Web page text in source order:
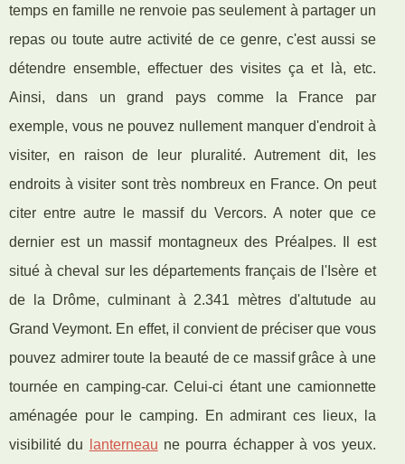
temps en famille ne renvoie pas seulement à partager un
repas ou toute autre activité de ce genre, c'est aussi se
détendre ensemble, effectuer des visites ça et là, etc.
Ainsi, dans un grand pays comme la France par
exemple, vous ne pouvez nullement manquer d'endroit à
visiter, en raison de leur pluralité. Autrement dit, les
endroits à visiter sont très nombreux en France. On peut
citer entre autre le massif du Vercors. A noter que ce
dernier est un massif montagneux des Préalpes. Il est
situé à cheval sur les départements français de l'Isère et
de la Drôme, culminant à 2.341 mètres d'altutude au
Grand Veymont. En effet, il convient de préciser que vous
pouvez admirer toute la beauté de ce massif grâce à une
tournée en camping-car. Celui-ci étant une camionnette
aménagée pour le camping. En admirant ces lieux, la
visibilité du
lanterneau ne pourra échapper à vos yeux.